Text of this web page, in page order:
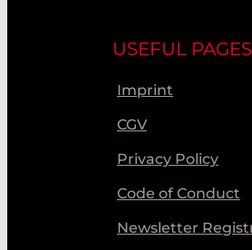
USEFUL PAGES
Imprint
CGV
Privacy Policy
Code of Conduct
Newsletter